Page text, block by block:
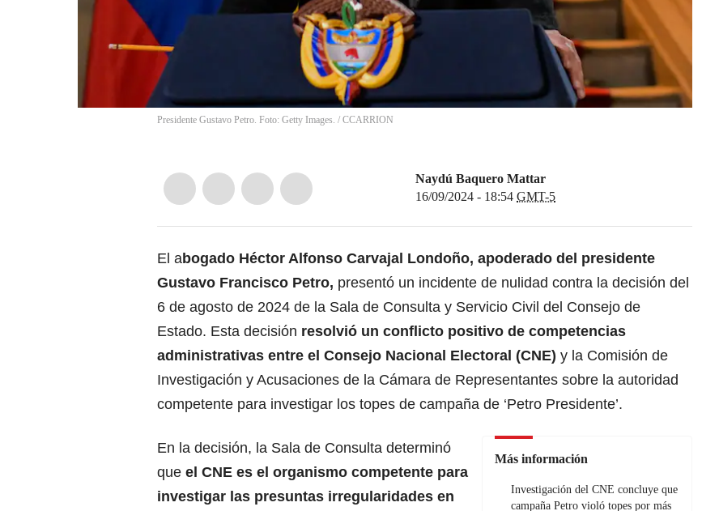
Presidente Gustavo Petro. Foto: Getty Images. / CCARRION
Naydú Baquero Mattar
16/09/2024 - 18:54 GMT-5
El abogado Héctor Alfonso Carvajal Londoño, apoderado del presidente
Gustavo Francisco Petro, presentó un incidente de nulidad contra la decisión del
6 de agosto de 2024 de la Sala de Consulta y Servicio Civil del Consejo de
Estado. Esta decisión resolvió un conflicto positivo de competencias
administrativas entre el Consejo Nacional Electoral (CNE) y la Comisión de
Investigación y Acusaciones de la Cámara de Representantes sobre la autoridad
competente para investigar los topes de campaña de ‘Petro Presidente’.
Más información
Investigación del CNE concluye que
campaña Petro violó topes por más
En la decisión, la Sala de Consulta determinó
que el CNE es el organismo competente para
investigar las presuntas irregularidades en